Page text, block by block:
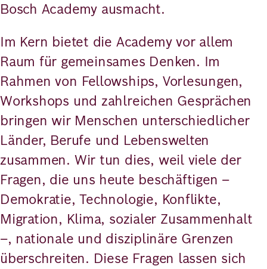
Bosch Academy ausmacht.
Im Kern bietet die Academy vor allem
Raum für gemeinsames Denken. Im
Rahmen von Fellowships, Vorlesungen,
Workshops und zahlreichen Gesprächen
bringen wir Menschen unterschiedlicher
Länder, Berufe und Lebenswelten
zusammen. Wir tun dies, weil viele der
Fragen, die uns heute beschäftigen –
Demokratie, Technologie, Konflikte,
Migration, Klima, sozialer Zusammenhalt
–, nationale und disziplinäre Grenzen
überschreiten. Diese Fragen lassen sich